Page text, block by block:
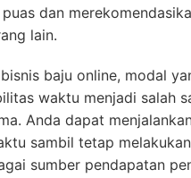
dan
lain.
baju online, modal
waktu menjadi salah
Anda dapat
sambil tetap
sumber pendapatan